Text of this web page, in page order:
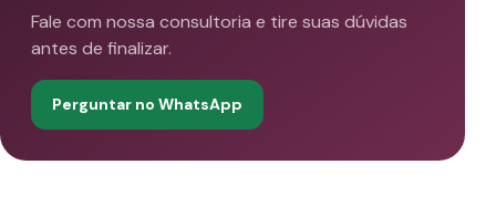
Fale com nossa consultoria e tire suas dúvidas
antes de finalizar.
Perguntar no WhatsApp